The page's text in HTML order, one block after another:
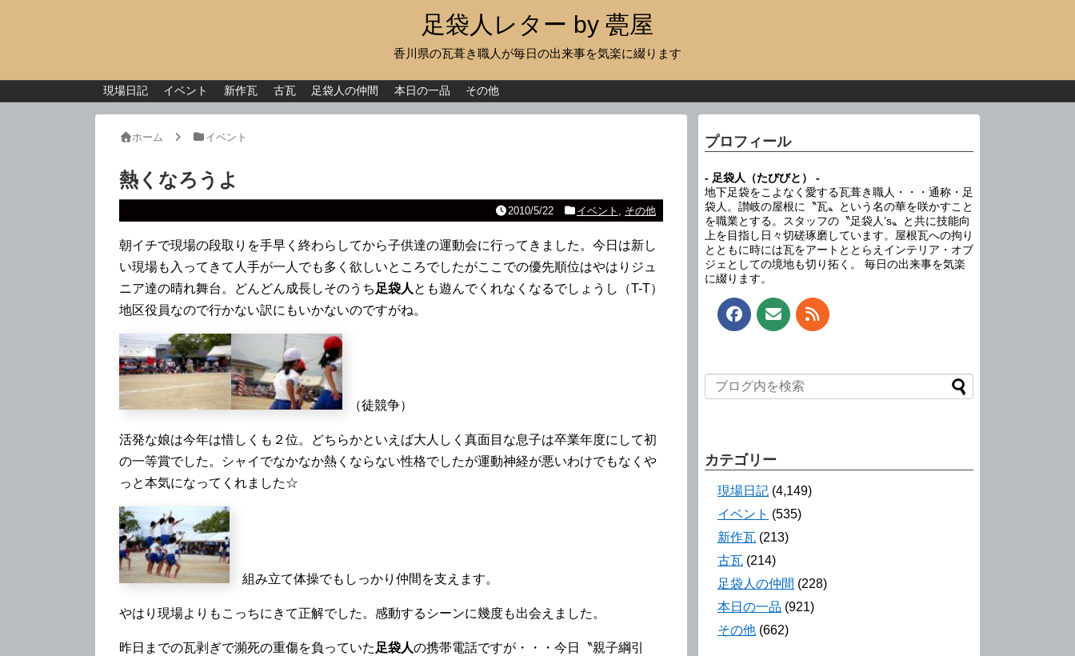
足袋人レター by 甍屋
香川県の瓦葺き職人が毎日の出来事を気楽に綴ります
現場日記 イベント 新作瓦 古瓦 足袋人の仲間 本日の一品 その他
ホーム イベント
熱くなろうよ
2010/5/22 イベント , その他
朝イチで現場の段取りを手早く終わらしてから子供達の運動会に行ってきました。今日は新し
い現場も入ってきて人手が一人でも多く欲しいところでしたがここでの優先順位はやはりジュ
ニア達の晴れ舞台。どんどん成長しそのうち 足袋人 とも遊んでくれなくなるでしょうし（T-T）
地区役員なので行かない訳にもいかないのですがね。
（徒競争）
活発な娘は今年は惜しくも２位。どちらかといえば大人しく真面目な息子は卒業年度にして初
の一等賞でした。シャイでなかなか熱くならない性格でしたが運動神経が悪いわけでもなくや
っと本気になってくれました☆
組み立て体操でもしっかり仲間を支えます。
やはり現場よりもこっちにきて正解でした。感動するシーンに幾度も出会えました。
昨日までの瓦剥ぎで瀕死の重傷を負っていた 足袋人の携帯電話ですが・・・今日〝親子綱引
プロフィール
- 足袋人（たびびと） -
地下足袋をこよなく愛する瓦葺き職人・・・通称・足
袋人。讃岐の屋根に〝瓦〟という名の華を咲かすこと
を職業とする。スタッフの〝足袋人’s〟と共に技能向
上を目指し日々切磋琢磨しています。屋根瓦への拘り
とともに時には瓦をアートととらえインテリア・オブ
ジェとしての境地も切り拓く。 毎日の出来事を気楽
に綴ります。
カテゴリー
現場日記 (4,149)
イベント (535)
新作瓦 (213)
古瓦 (214)
足袋人の仲間 (228)
本日の一品 (921)
その他 (662)
現場日記
イベント
本日の一品
その他